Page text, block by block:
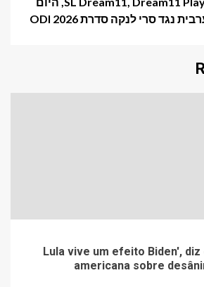
'Lula vive um efeito Biden',
americana sobre